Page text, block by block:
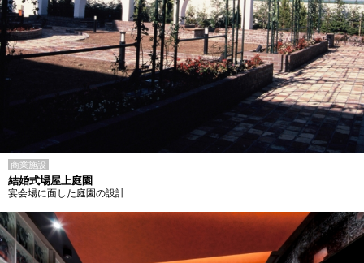
商業施設
結婚式場屋上庭園
宴会場に面した庭園の設計